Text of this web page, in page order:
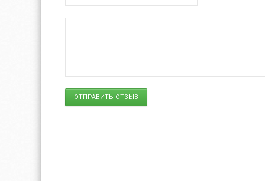
ОТПРАВИТЬ ОТЗЫВ